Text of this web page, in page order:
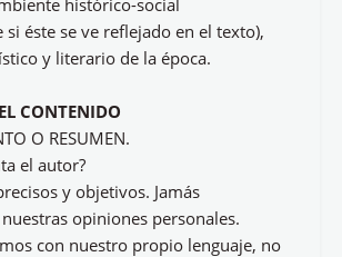
si éste se ve reflejado en el texto),
y literario de la época.
CONTENIDO
O RESUMEN.
el autor?
y objetivos. Jamás
opiniones personales.
con nuestro propio lenguaje, no